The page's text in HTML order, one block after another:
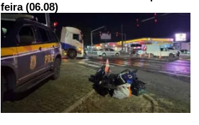
feira (06.08)